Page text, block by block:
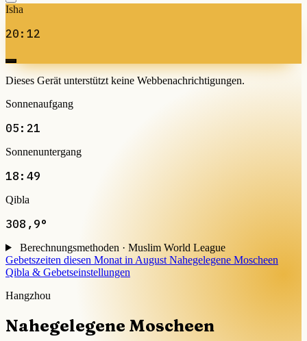
Isha
20:12
Dieses Gerät unterstützt keine Webbenachrichtigungen.
Sonnenaufgang
05:21
Sonnenuntergang
18:49
Qibla
308,9°
Berechnungsmethoden · Muslim World League
Gebetszeiten diesen Monat in August Nahegelegene Moscheen
Qibla & Gebetseinstellungen
Hangzhou
Nahegelegene Moscheen